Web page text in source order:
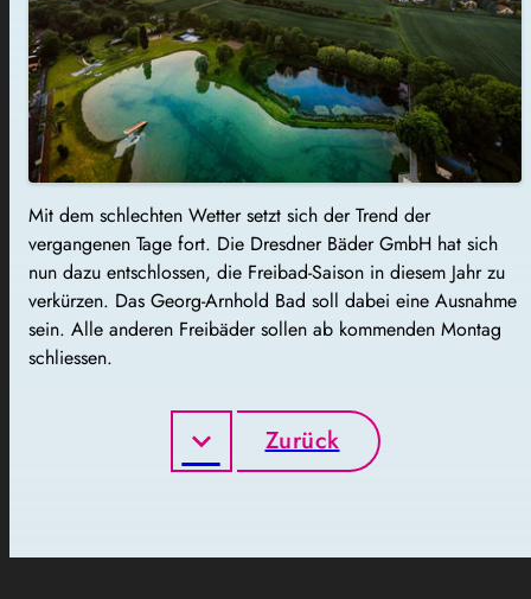
Mit dem schlechten Wetter setzt sich der Trend der
vergangenen Tage fort. Die Dresdner Bäder GmbH hat sich
nun dazu entschlossen, die Freibad-Saison in diesem Jahr zu
verkürzen. Das Georg-Arnhold Bad soll dabei eine Ausnahme
sein. Alle anderen Freibäder sollen ab kommenden Montag
schliessen.
Zurück